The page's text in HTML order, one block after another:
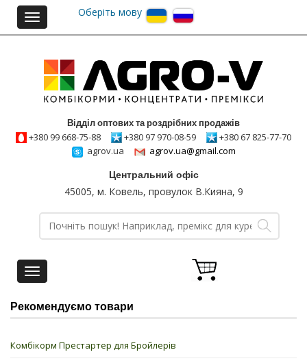
Toggle
navigation
Оберіть мову
Відділ оптових та роздрібних продажів
+380 99 668-75-88
+380 97 970-08-59
+380 67 825-77-70
agrov.ua
agrov.ua@gmail.com
Центральний офіс
45005, м. Ковель, провулок В.Кияна, 9
Toggle
navigation
Рекомендуємо товари
Комбікорм Престартер для Бройлерів